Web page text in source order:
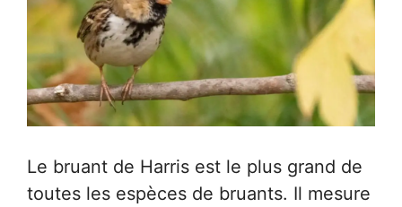
Le bruant de Harris est le plus grand de
toutes les espèces de bruants. Il mesure